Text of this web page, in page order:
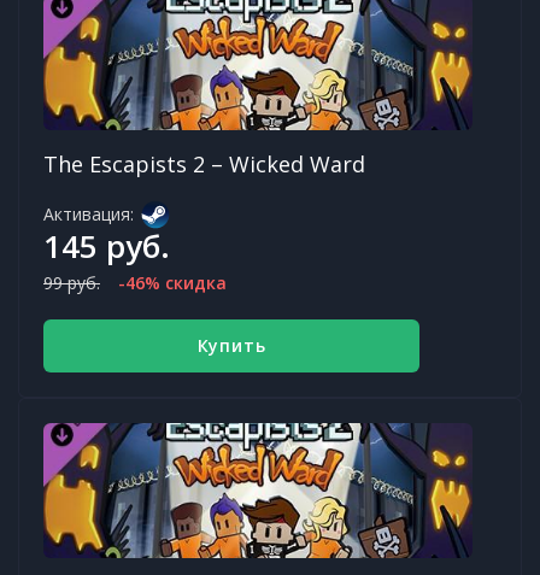
The Escapists 2 – Wicked Ward
Активация:
145 руб.
99 руб. -46% скидка
Купить